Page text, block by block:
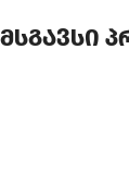
მსგავსი